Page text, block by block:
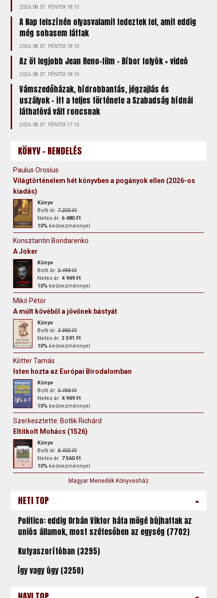
2026.08.07. PÉNTEK 18:15
A Nap felszínén olyasvalamit fedeztek fel, amit eddig
még sohasem láttak
2026.08.07. PÉNTEK 18:15
Az öt legjobb Jean Reno-film – Bíbor folyók + videó
2026.08.07. PÉNTEK 18:15
Vámszedőházak, hídrobbantás, jégzajlás és
uszályok – itt a teljes története a Szabadság hídnál
láthatóvá vált roncsnak
2026.08.07. PÉNTEK 17:15
KÖNYV - RENDELÉS
Paulus Orosius
Világtörténelem hét könyvben a pogányok ellen (2026-os
kiadás)
Könyv
Bolti ár:7 200 Ft
Netes ár: 6 480 Ft
10% kedvezménnyel
Konsztantin Bondarenko
A Joker
Könyv
Bolti ár:5 499 Ft
Netes ár:4 949 Ft
10% kedvezménnyel
Mikó Pétör
A múlt kövéből a jövőnek bástyát
Könyv
Bolti ár:3 990 Ft
Netes ár:3 591 Ft
10% kedvezménnyel
Kötter Tamás
Isten hozta az Európai Birodalomban
Könyv
Bolti ár:5 499 Ft
Netes ár:4 949 Ft
10% kedvezménnyel
Szerkesztette: Botlik Richárd
Eltitkolt Mohács (1526)
Könyv
Bolti ár:8 400 Ft
Netes ár: 7 560 Ft
10% kedvezménnyel
Magyar Menedék Könyvesház
HETI TOP -
Politico: eddig Orbán Viktor háta mögé bújhattak az
uniós államok, most szétesőben az egység (7702)
Kutyaszorítóban (3295)
Így vagy úgy (3250)